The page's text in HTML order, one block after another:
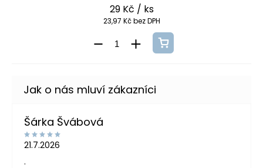
29 Kč / ks
23,97 Kč bez DPH
Šárka Švábová
21.7.2026
.